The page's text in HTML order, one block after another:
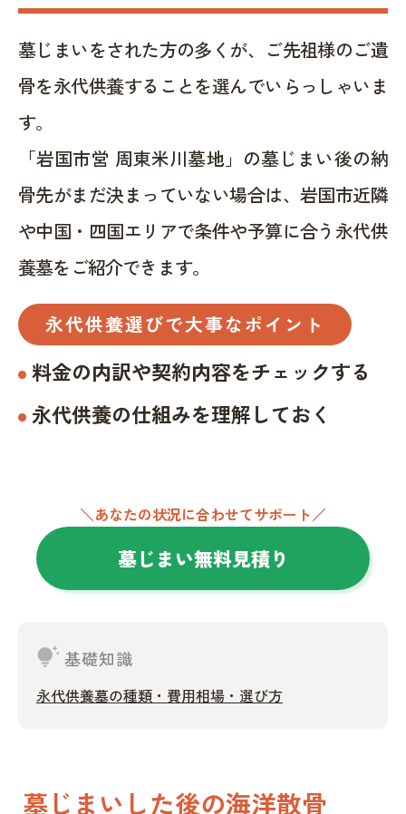
墓じまいをされた方の多くが、ご先祖様のご遺
骨を永代供養することを選んでいらっしゃいま
す。
「岩国市営 周東米川墓地」の墓じまい後の納
骨先がまだ決まっていない場合は、岩国市近隣
や中国・四国エリアで条件や予算に合う永代供
養墓をご紹介できます。
永代供養選びで大事なポイント
料金の内訳や契約内容をチェックする
永代供養の仕組みを理解しておく
＼あなたの状況に合わせてサポート／
墓じまい無料見積り
tips_and_updates基礎知識
永代供養墓の種類・費用相場・選び方
墓じまいした後の海洋散骨